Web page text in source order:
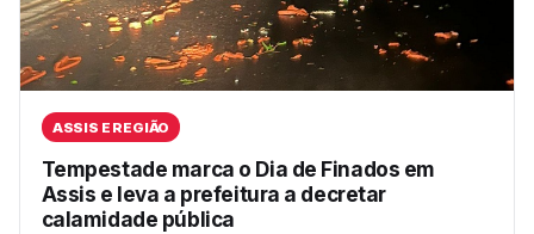
ASSIS E REGIÃO
Tempestade marca o Dia de Finados em
Assis e leva a prefeitura a decretar
calamidade pública